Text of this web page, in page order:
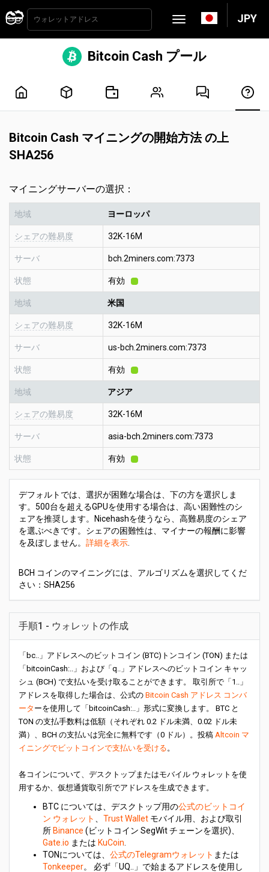
JPY
Bitcoin Cash プール
Bitcoin Cash マイニングの開始方法 の上
SHA256
マイニングサーバーの選択：
地域 ヨーロッパ
シェアの難易度 32K-16M
サーバ bch.2miners.com:7373
状態 有効
地域 米国
シェアの難易度 32K-16M
サーバ us-bch.2miners.com:7373
状態 有効
地域 アジア
シェアの難易度 32K-16M
サーバ asia-bch.2miners.com:7373
状態 有効
デフォルトでは、選択が困難な場合は、下の方を選択しま
す。500台を超えるGPUを使用する場合は、高い困難性のシ
ェアを推奨します。Nicehashを使うなら、高難易度のシェア
を選ぶべきです。シェアの困難性は、マイナーの報酬に影響
を及ぼしません。 詳細を表示
BCH コインのマイニングには、アルゴリズムを選択してくだ
さい：SHA256
手順1 - ウォレットの作成
「bc..」アドレスへのビットコイン (BTC)トンコイン (TON) または
「bitcoinCash:..」および「q..」アドレスへのビットコイン キャッ
シュ (BCH) で支払いを受け取ることができます。 取引所で「1..」
アドレスを取得した場合は、公式の Bitcoin Cash アドレス コンバ
ータ ーを使用して「bitcoinCash:..」形式に変換します。 BTC と
TON の支払手数料は低額（それぞれ 0.2 ドル未満、0.02 ドル未
満）、BCH の支払いは完全に無料です（0 ドル）。投稿 Altcoin マ
イニングでビットコインで支払いを受ける。
各コインについて、デスクトップまたはモバイル ウォレットを使
用するか、仮想通貨取引所でアドレスを生成できます。
BTC については、デスクトップ用の公式のビットコイ
ン ウォレット
Trust Wallet モバイル用、および取引
所 Binance (ビ​​ットコイン SegWit チェーンを選択)、
Gate.io または KuCoin
TONについては、 公式のTelegramウォレット または
Tonkeeper。 必ず「UQ..」で始まるアドレスを使用し